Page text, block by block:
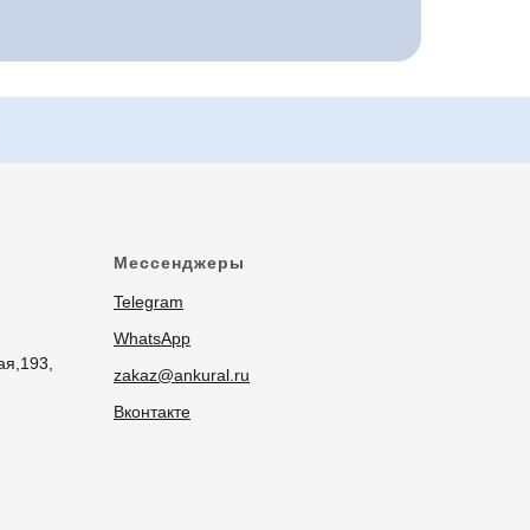
Мессенджеры
Telegram
WhatsApp
zakaz@ankural.ru
Вконтакте